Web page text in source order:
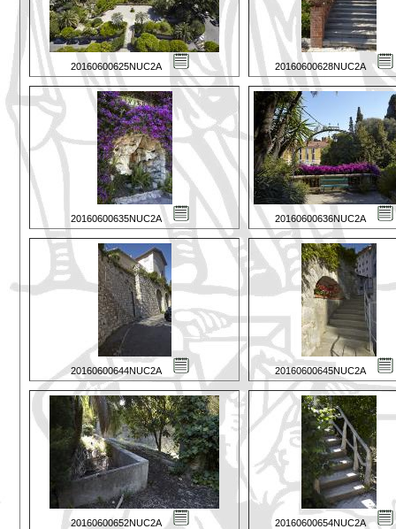
20160600625NUC2A 20160600628NUC2A
20160600635NUC2A 20160600636NUC2A
20160600644NUC2A 20160600645NUC2A
20160600652NUC2A 20160600654NUC2A